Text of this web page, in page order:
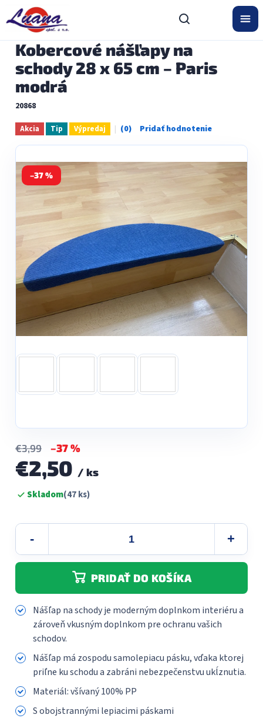
obsah
Kobercové nášľapy na
schody 28 x 65 cm – Paris
modrá
20868
Akcia Tip Výpredaj
Priemerné
hodnotenie
je
0,0
5
hviezdičiek.
–37 %
€3,99 –37 %
€2,50 / ks
Jednotková
cena:Skladom(47 ks)
PRIDAŤ DO KOŠÍKA
Nášľap na schody je moderným doplnkom interiéru a
zároveň vkusným doplnkom pre ochranu vašich
schodov.
Nášľap má zospodu samolepiacu pásku, vďaka ktorej
priľne ku schodu a zabráni nebezpečenstvu ukĺznutia.
Materiál: všívaný 100% PP
S obojstrannými lepiacimi páskami